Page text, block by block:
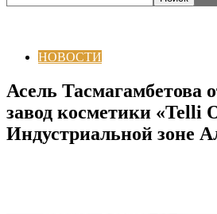
НОВОСТИ
Асель Тасмагамбетова
завод косметики «Telli
Индустриальной зоне